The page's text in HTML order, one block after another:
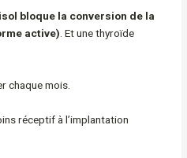
bloque la conversion de la
active) . Et une thyroïde
chaque mois.
réceptif à l’implantation